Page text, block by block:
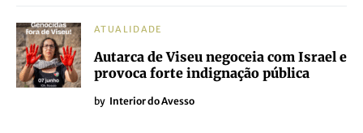
ATUALIDADE
Autarca de Viseu negoceia com Israel e
provoca forte indignação pública
by Interior do Avesso